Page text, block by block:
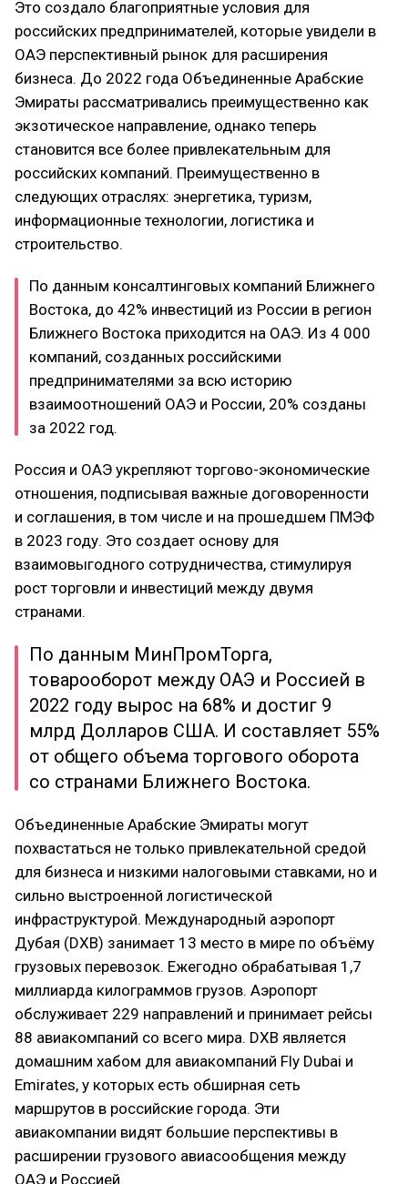
Это создало благоприятные условия для
российских предпринимателей, которые увидели в
ОАЭ перспективный рынок для расширения
бизнеса. До 2022 года Объединенные Арабские
Эмираты рассматривались преимущественно как
экзотическое направление, однако теперь
становится все более привлекательным для
российских компаний. Преимущественно в
следующих отраслях: энергетика, туризм,
информационные технологии, логистика и
строительство.
По данным консалтинговых компаний Ближнего
Востока, до 42% инвестиций из России в регион
Ближнего Востока приходится на ОАЭ. Из 4 000
компаний, созданных российскими
предпринимателями за всю историю
взаимоотношений ОАЭ и России, 20% созданы
за 2022 год.
Россия и ОАЭ укрепляют торгово-экономические
отношения, подписывая важные договоренности
и соглашения, в том числе и на прошедшем ПМЭФ
в 2023 году. Это создает основу для
взаимовыгодного сотрудничества, стимулируя
рост торговли и инвестиций между двумя
странами.
По данным МинПромТорга,
товарооборот между ОАЭ и Россией в
2022 году вырос на 68% и достиг 9
млрд Долларов США. И составляет 55%
от общего объема торгового оборота
со странами Ближнего Востока.
Объединенные Арабские Эмираты могут
похвастаться не только привлекательной средой
для бизнеса и низкими налоговыми ставками, но и
сильно выстроенной логистической
инфраструктурой. Международный аэропорт
Дубая (DXB) занимает 13 место в мире по объёму
грузовых перевозок. Ежегодно обрабатывая 1,7
миллиарда килограммов грузов. Аэропорт
обслуживает 229 направлений и принимает рейсы
88 авиакомпаний со всего мира. DXB является
домашним хабом для авиакомпаний Fly Dubai и
Emirates, у которых есть обширная сеть
маршрутов в российские города. Эти
авиакомпании видят большие перспективы в
расширении грузового авиасообщения между
ОАЭ и Россией.